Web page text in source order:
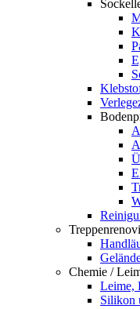
Chemie /
Leime,
Silikon